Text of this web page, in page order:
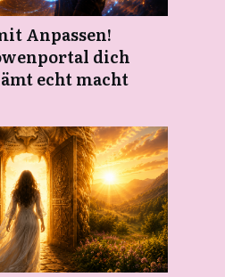
Anpassen!
dich
echt macht